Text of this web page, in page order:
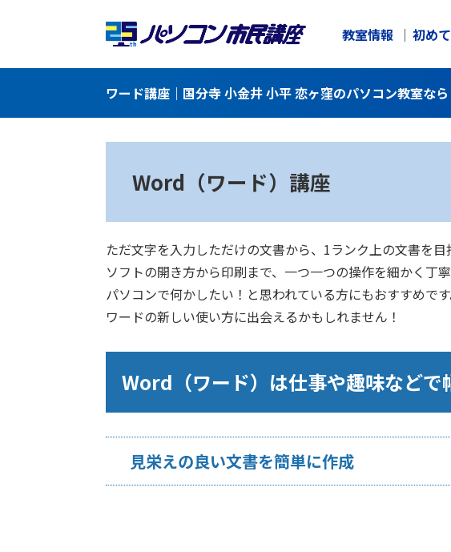
教室情報 初め
ワード講座｜国分寺 小金井 小平 恋ヶ窪のパソコン教室な
Word（ワード）講座
ただ文字を入力しただけの文書から、1ランク上の文書を目
ソフトの開き方から印刷まで、一つ一つの操作を細かく丁
パソコンで何かしたい！と思われている方にもおすすめです
ワードの新しい使い方に出会えるかもしれません！
Word（ワード）は仕事や趣味などで
見栄えの良い文書を簡単に作成